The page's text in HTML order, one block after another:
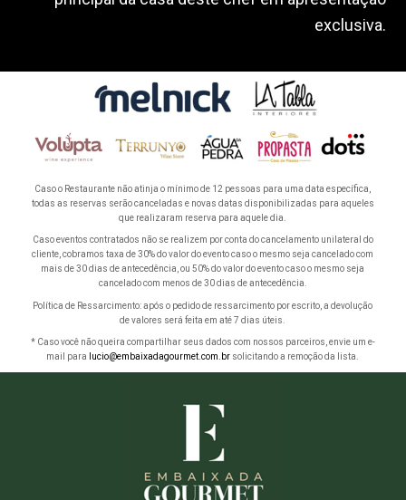
exclusiva.
Caso o Restaurante não atinja o mínimo de 12 pessoas para uma data específica,
todas as reservas serão canceladas e novas datas disponibilizadas para aqueles
que realizaram reserva para aquele dia.
Caso eventos contratados não se realizem por conta do cancelamento unilateral do
cliente, cobramos taxa de 30% do valor do evento caso o mesmo seja cancelado com
mais de 30 dias de antecedência, ou 50% do valor do evento caso o mesmo seja
cancelado com menos de 30 dias de antecedência.
Política de Ressarcimento: após o pedido de ressarcimento por escrito, a devolução
de valores será feita em até 7 dias úteis.
* Caso você não queira compartilhar seus dados com nossos parceiros, envie um e-
mail para
lucio@embaixadagourmet.com.br solicitando a remoção da lista.